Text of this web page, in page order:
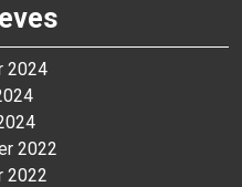
2024
2022
2022